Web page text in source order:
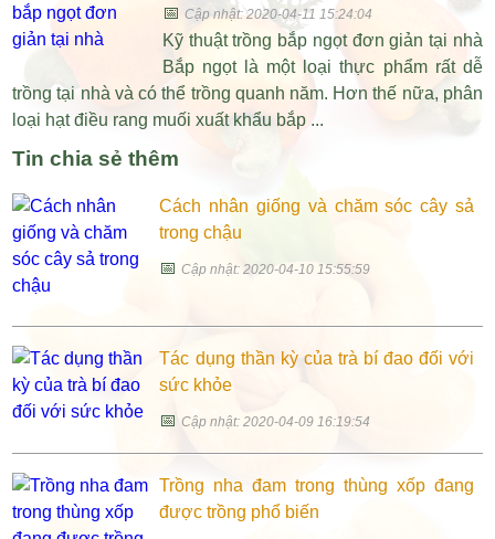
📅 Cập nhật: 2020-04-11 15:24:04
Kỹ thuật trồng bắp ngọt đơn giản tại nhà
Bắp ngọt là một loại thực phẩm rất dễ
trồng tại nhà và có thể trồng quanh năm. Hơn thế nữa, phân
loại hạt điều rang muối xuất khẩu bắp ...
Tin chia sẻ thêm
Cách nhân giống và chăm sóc cây sả
trong chậu
📅Cập nhật: 2020-04-10 15:55:59
Tác dụng thần kỳ của trà bí đao đối với
sức khỏe
📅Cập nhật: 2020-04-09 16:19:54
Trồng nha đam trong thùng xốp đang
được trồng phổ biến